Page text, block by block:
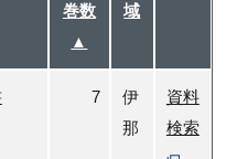
巻数
▲
域
7
伊
那
資料
検索